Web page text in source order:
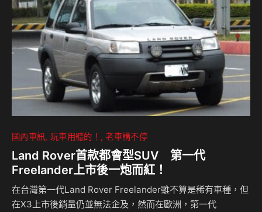
國內車訊 玩車用聽的！ 老車講不停
Land Rover首款都會型SUV 第一代
Freelander上市後一炮而紅！
在台灣第一代Land Rover Freelander雖不算是稀有車種，但
在X3上市後銷量仍並無法企及，然而在歐洲，第一代